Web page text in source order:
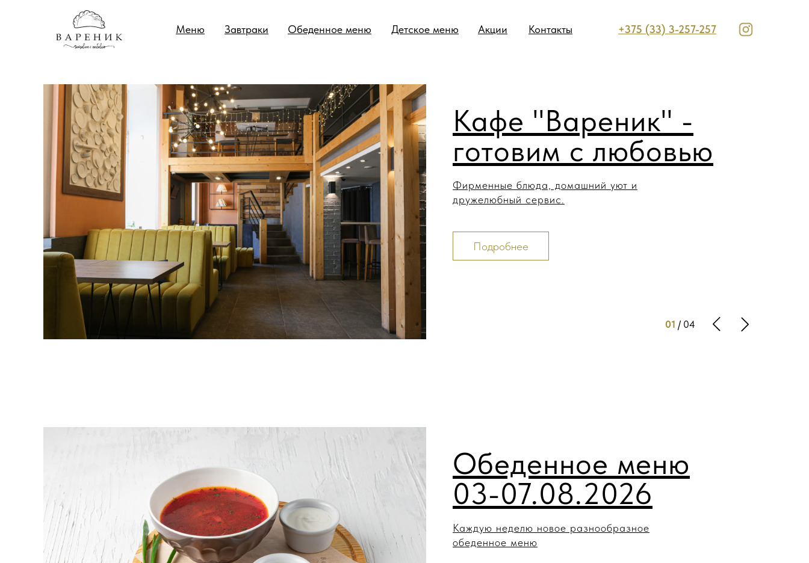
Меню Обеденное меню Акции Контакты +375 (33) 3-257-257
Завтраки Детское меню
Кафе "Вареник" -
готовим с любовью
Фирменные блюда, домашний уют и
дружелюбный сервис.
Подробнее
01 / 04
Каждую неделю новое разнообразное
обеденное меню
Обеденное меню
03-07.08.2026